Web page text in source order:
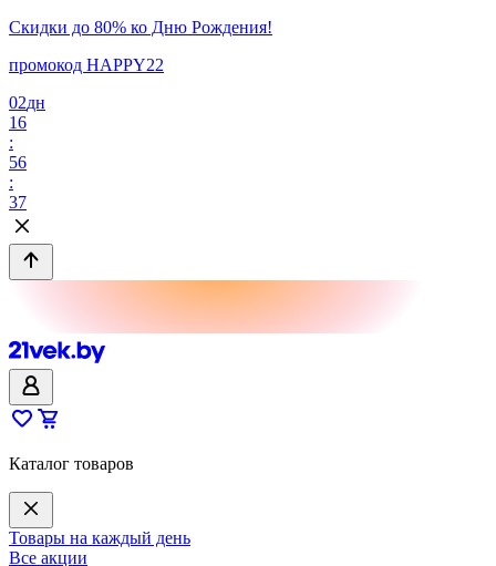
Скидки до 80% ко Дню Рождения!
промокод HAPPY22
02дн
16
:
56
:
37
Каталог товаров
Товары на каждый день
Все акции